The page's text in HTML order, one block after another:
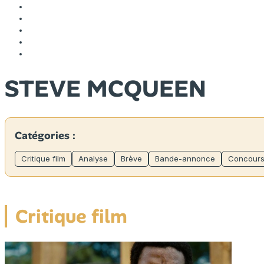
STEVE MCQUEEN
Catégories :
Critique film Analyse Brève Bande-annonce Concours
Critique film